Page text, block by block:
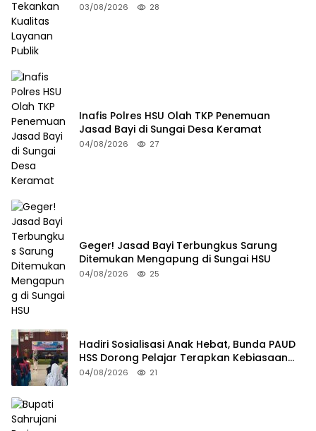
03/08/2026 28
Inafis Polres HSU Olah TKP Penemuan
Jasad Bayi di Sungai Desa Keramat
04/08/2026 27
Geger! Jasad Bayi Terbungkus Sarung
Ditemukan Mengapung di Sungai HSU
04/08/2026 25
Hadiri Sosialisasi Anak Hebat, Bunda PAUD
HSS Dorong Pelajar Terapkan Kebiasaan
Baik
04/08/2026 21